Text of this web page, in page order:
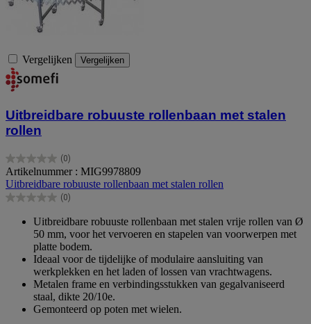
Vergelijken Vergelijken
Uitbreidbare robuuste rollenbaan met stalen
rollen
(0)
0.0
van
de
5
Artikelnummer : MIG9978809
Uitbreidbare robuuste rollenbaan met stalen rollen
(0)
0.0
sterren.
Uitbreidbare robuuste rollenbaan met stalen vrije rollen van Ø
50 mm, voor het vervoeren en stapelen van voorwerpen met
platte bodem.
Ideaal voor de tijdelijke of modulaire aansluiting van
werkplekken en het laden of lossen van vrachtwagens.
Metalen frame en verbindingsstukken van gegalvaniseerd
staal, dikte 20/10e.
Gemonteerd op poten met wielen.